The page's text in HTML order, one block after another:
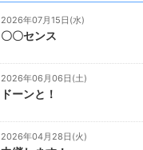
2026年07月15日(水)
〇〇センス
2026年06月06日(土)
ドーンと！
2026年04月28日(火)